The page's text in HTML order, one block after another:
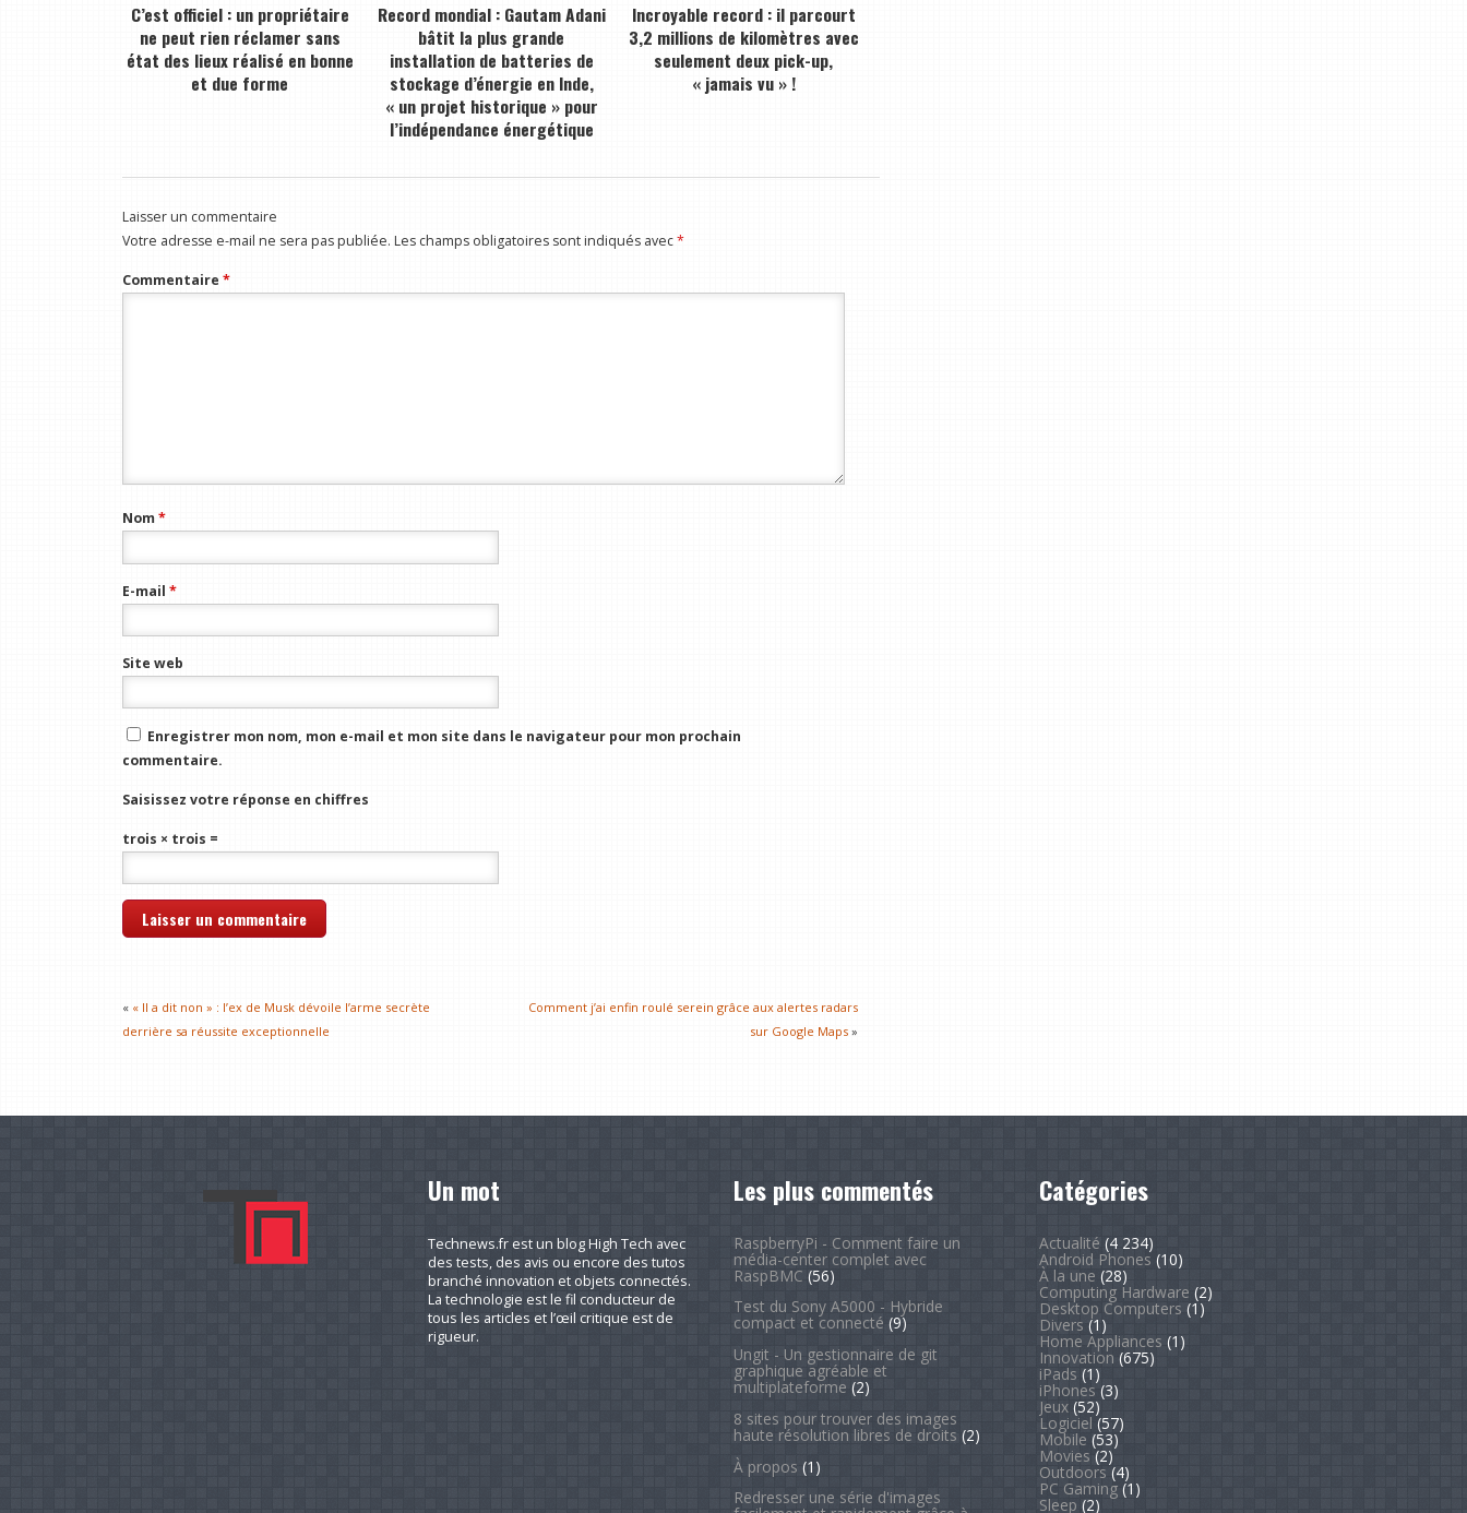
C’est officiel : un propriétaire
ne peut rien réclamer sans
état des lieux réalisé en bonne
et due forme
Record mondial : Gautam Adani
bâtit la plus grande
installation de batteries de
stockage d’énergie en Inde,
« un projet historique » pour
l’indépendance énergétique
Incroyable record : il parcourt
3,2 millions de kilomètres avec
seulement deux pick-up,
« jamais vu » !
Laisser un commentaire
Votre adresse e-mail ne sera pas publiée. Les champs obligatoires sont indiqués avec*
Commentaire *
Nom*
E-mail *
Site web
Enregistrer mon nom, mon e-mail et mon site dans le navigateur pour mon prochain
commentaire.
Saisissez votre réponse en chiffres
trois × trois =
« « Il a dit non » : l’ex de Musk dévoile l’arme secrète
derrière sa réussite exceptionnelle
Comment j’ai enfin roulé serein grâce aux alertes radars
sur Google Maps»
Un mot
Technews.fr est un blog High Tech avec
des tests, des avis ou encore des tutos
branché innovation et objets connectés.
La technologie est le fil conducteur de
tous les articles et l’œil critique est de
rigueur.
Les plus commentés
RaspberryPi - Comment faire un
média-center complet avec
RaspBMC (56)
Test du Sony A5000 - Hybride
compact et connecté (9)
Ungit - Un gestionnaire de git
graphique agréable et
multiplateforme (2)
8 sites pour trouver des images
haute résolution libres de droits (2)
À propos (1)
Redresser une série d'images
Catégories
Actualité (4 234)
Android Phones(10)
À la une (28)
Computing Hardware (2)
Desktop Computers (1)
Divers (1)
Home Appliances (1)
Innovation (675)
iPads (1)
iPhones(3)
Jeux(52)
Logiciel (57)
Mobile (53)
Movies (2)
Outdoors(4)
PC Gaming(1)
Sleep (2)